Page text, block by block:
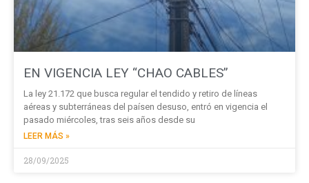
EN VIGENCIA LEY “CHAO CABLES”
La ley 21.172 que busca regular el tendido y retiro de líneas
aéreas y subterráneas del paísen desuso, entró en vigencia el
pasado miércoles, tras seis años desde su
LEER MÁS »
28/09/2025